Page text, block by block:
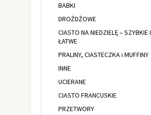
BABKI
DROŻDŻOWE
CIASTO NA NIEDZIELĘ – SZYBKIE I
ŁATWE
PRALINY, CIASTECZKA i MUFFINY
INNE
UCIERANE
CIASTO FRANCUSKIE
PRZETWORY